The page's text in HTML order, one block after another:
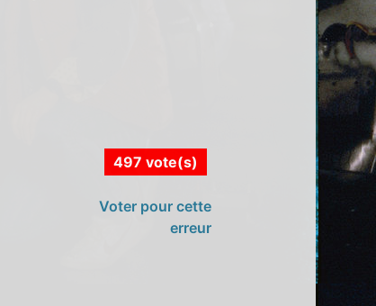
497 vote(s)
Voter pour cette
erreur